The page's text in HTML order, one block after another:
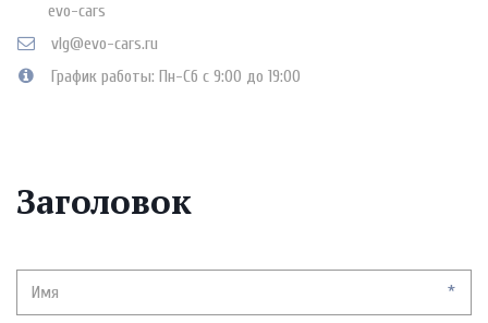
evo-cars
vlg@evo-cars.ru
График работы: Пн-Сб с 9:00 до 19:00
Заголовок
*